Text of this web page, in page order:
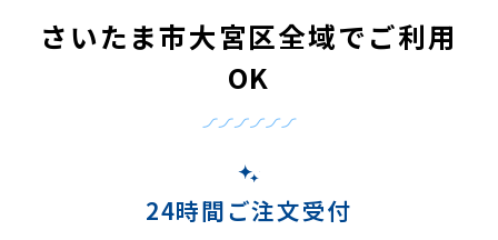
宮・さいたま市大宮区全域でご利用
OK
24時間ご注文受付